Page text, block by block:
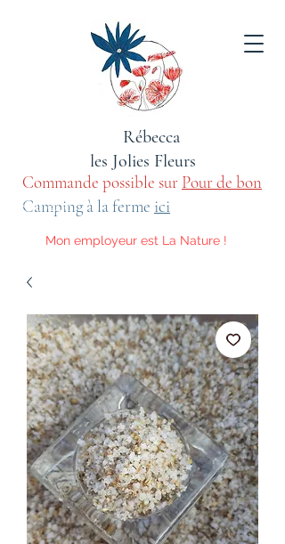
Camping à la ferme ici
Commande possible sur Pour de bon
sauvage
Rébecca
les Jolies Fleurs
Mon employeur est La Nature !